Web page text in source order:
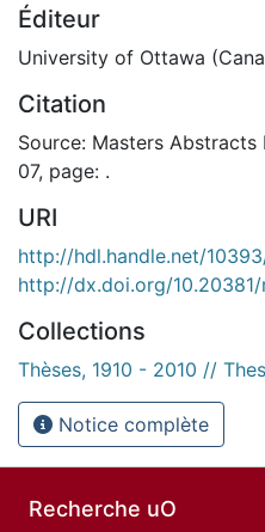
Éditeur
University of Ottawa
Citation
Source: Masters
07, page: .
URI
http://hdl.handle.net/
http://dx.doi.org/10.20381/
Collections
Thèses, 1910 - 2010 //
Notice complète
Recherche uO